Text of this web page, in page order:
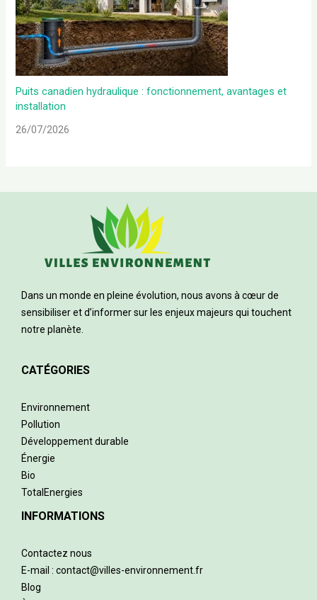
Puits canadien hydraulique : fonctionnement, avantages et
installation
26/07/2026
Dans un monde en pleine évolution, nous avons à cœur de
sensibiliser et d’informer sur les enjeux majeurs qui touchent
notre planète.
CATÉGORIES
Environnement
Pollution
Développement durable
Énergie
Bio
TotalEnergies
INFORMATIONS
Contactez nous
E-mail : contact@villes-environnement.fr
Blog